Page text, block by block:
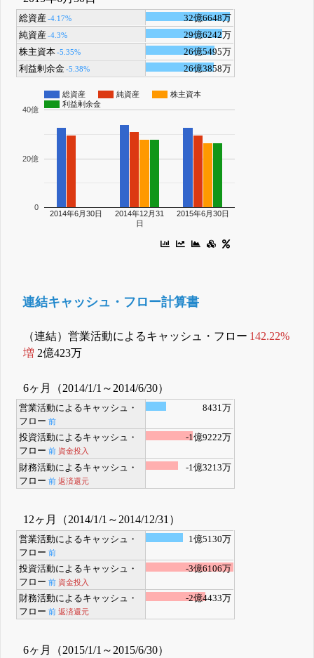
総資産-4.17%
32億6648万
純資産-4.3%
29億6242万
株主資本-5.35%
26億5495万
利益剰余金-5.38% 26億3858万
総資産 純資産
株主資本
利益剰余金
2014年6月30日
2014年12月31
日
2015年6月30日
0
20億
40億
連結キャッシュ・フロー計算書
（連結）営業活動によるキャッシュ・フロー 142.22%
増 2億423万
6ヶ月（2014/1/1～2014/6/30）
営業活動によるキャッシュ・
フロー 前
8431万
投資活動によるキャッシュ・
フロー 前 資金投入
-1億9222万
財務活動によるキャッシュ・
フロー 前 返済還元
-1億3213万
12ヶ月（2014/1/1～2014/12/31）
営業活動によるキャッシュ・
フロー 前
1億5130万
投資活動によるキャッシュ・
フロー 前 資金投入
-3億6106万
財務活動によるキャッシュ・
フロー 前 返済還元
-2億4433万
6ヶ月（2015/1/1～2015/6/30）